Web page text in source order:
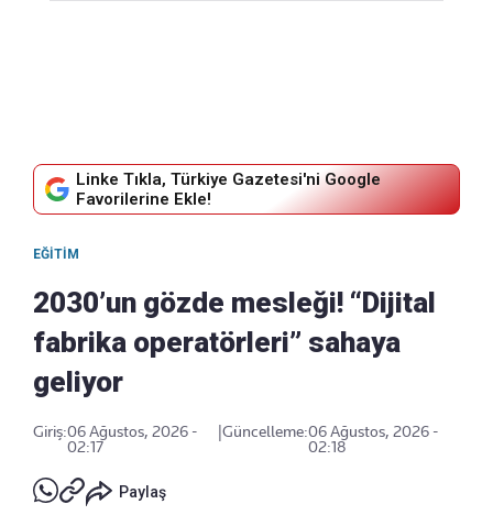
Linke Tıkla, Türkiye Gazetesi'ni Google
Favorilerine Ekle!
EĞITIM
2030’un gözde mesleği! “Dijital
fabrika operatörleri” sahaya
geliyor
Giriş:06 Ağustos, 2026 -
02:17
Güncelleme:06 Ağustos, 2026 -
02:18
Paylaş